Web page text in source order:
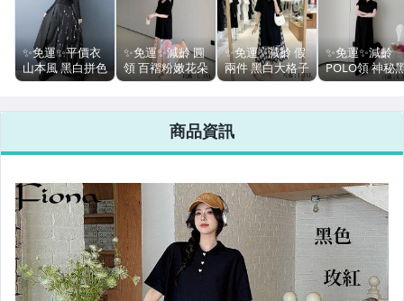
💰平價衣-吊帶褲
💰平價衣-外套-套裝
💜FM自然--連身裙
💜FM自然--外套
💜FM--褲&裙&其他
✨免運✨平價衣
山本風 黑白拼色
裙拼接 寬管褲
M251031
✨免運✨減齡 圓
領 百褶粉嫩花朵
拼接下襬 長洋裝
歐娜 】S260428
✨免運✨減齡 假
兩件 黑白大格子
拼接 長洋裝 寬
娜 】S260428
✨免運✨減齡
POLO領 神秘
長洋裝 寬鬆連
S260428
商品資訊